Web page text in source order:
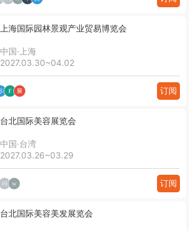
上海国际园林景观产业贸易博览会
中国·上海
2027.03.30~04.02
订阅
台北国际美容展览会
中国·台湾
2027.03.26~03.29
订阅
台北国际美容美发展览会